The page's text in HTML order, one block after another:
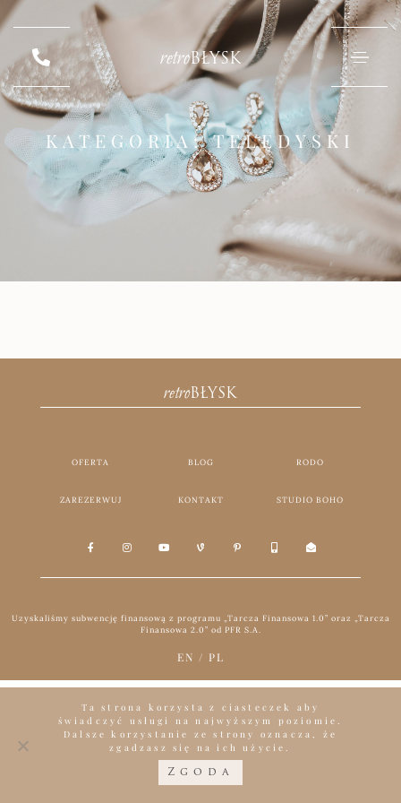
retroBŁYSK
KATEGORIA: TELEDYSKI
retroBŁYSK
OFERTA BLOG RODO
ZAREZERWUJ KONTAKT STUDIO BOHO
Uzyskaliśmy subwencję finansową z programu „Tarcza Finansowa 1.0” oraz „Tarcza
Finansowa 2.0” od PFR S.A.
EN / PL
Ta strona korzysta z ciasteczek aby
świadczyć usługi na najwyższym poziomie.
Dalsze korzystanie ze strony oznacza, że
zgadzasz się na ich użycie.
Zgoda